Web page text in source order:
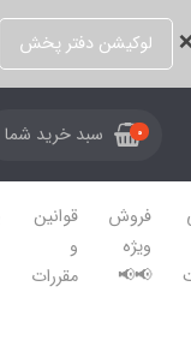
لوکیشن دفتر پخش
0 سبد خرید شما
فروش
ویژه
📢📢
قوانین
و
مقررات